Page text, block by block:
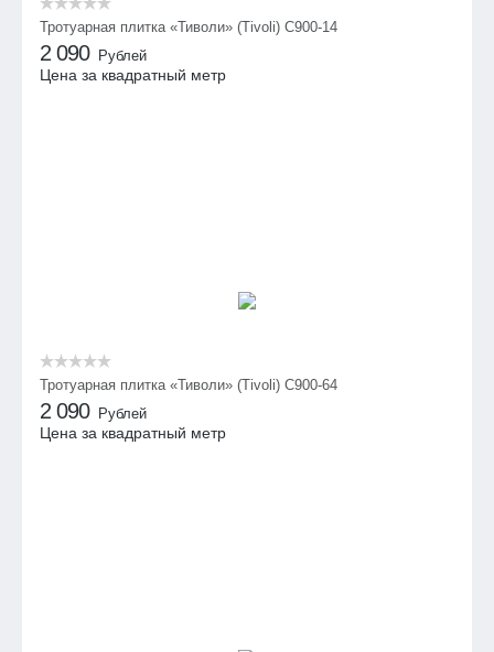
Тротуарная плитка «Тиволи» (Tivoli) С900-14
2 090 Рублей
Цена за квадратный метр
Тротуарная плитка «Тиволи» (Tivoli) С900-64
2 090 Рублей
Цена за квадратный метр